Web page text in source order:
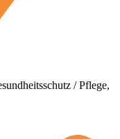
/ Pflege,